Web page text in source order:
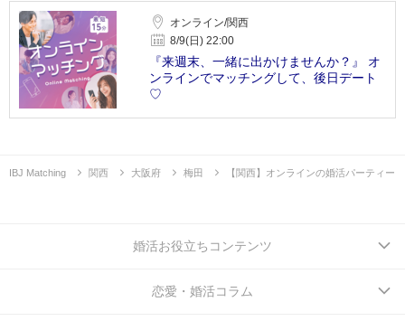
オンライン/関西
8/9(日) 22:00
『来週末、一緒に出かけませんか？』 オ
ンラインでマッチングして、後日デート
♡
IBJ Matching 関西 大阪府 梅田 【関西】オンラインの婚活パーティー
婚活お役立ちコンテンツ
恋愛・婚活コラム